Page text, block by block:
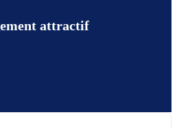
attractif